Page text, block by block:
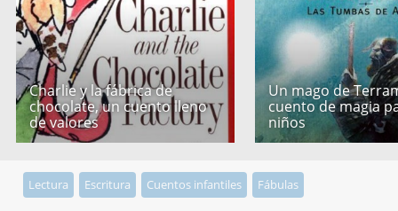
Charlie y la fábrica de
chocolate, un cuento lleno
de valores
Un mago de
cuento de magia
niños
Lectura Escritura Cuentos infantiles Fábulas